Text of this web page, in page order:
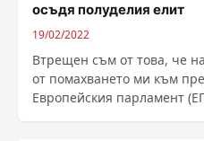
осъдя полуделия елит
19/02/2022
Втрещен съм от това, че
от помахването ми към
Европейския парламент